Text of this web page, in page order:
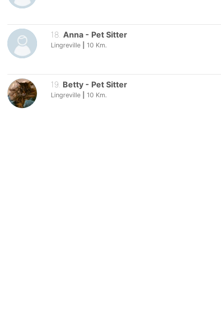
18. Anna - Pet Sitter
Lingreville 10 Km.
19. Betty - Pet Sitter
Lingreville 10 Km.